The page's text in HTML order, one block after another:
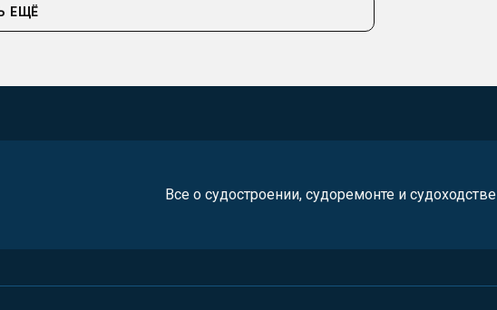
ЕЩЁ
Все о судостроении, судоремонте и судоходстве